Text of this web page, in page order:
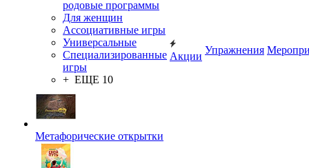
родовые программы
Для женщин
Ассоциативные игры
Универсальные
Специализированные
игры
+ ЕЩЕ 10
Метафорические открытки
Акции
Упражнения